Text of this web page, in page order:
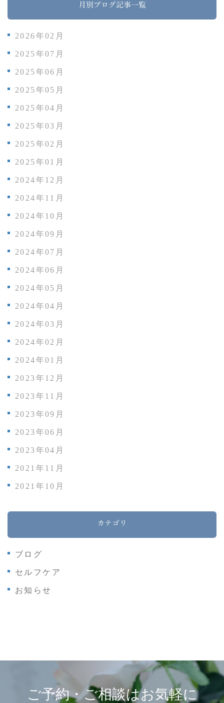
月別ブログ記事一覧
2026年02月
2025年07月
2025年06月
2025年05月
2025年04月
2025年03月
2025年02月
2025年01月
2024年12月
2024年11月
2024年10月
2024年09月
2024年07月
2024年06月
2024年05月
2024年04月
2024年03月
2024年02月
2024年01月
2023年12月
2023年11月
2023年09月
2023年06月
2023年04月
2021年11月
2021年10月
カテゴリ
ブログ
セルフケア
お知らせ
ご予約・ご相談はお気軽に